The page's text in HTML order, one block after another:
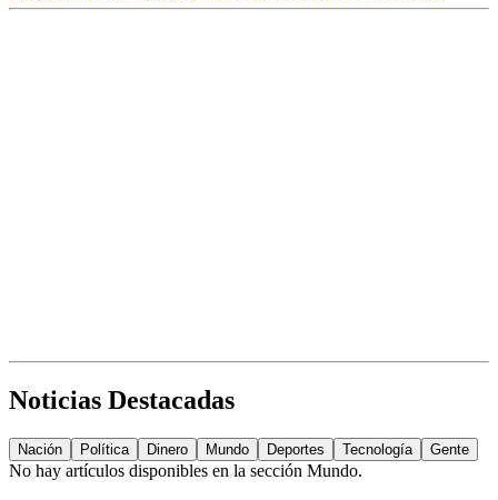
Noticias Destacadas
Nación Política Dinero Mundo Deportes Tecnología Gente
No hay artículos disponibles en la sección Mundo.